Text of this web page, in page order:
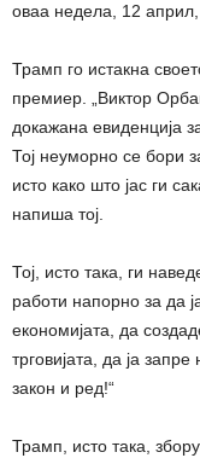
оваа недела, 12
Трамп го истакна
премиер. „Виктор
докажана евиденција
Тој неуморно се бори
исто како што јас ги
напиша тој.
Тој, исто така, ги
работи напорно за да
економијата, да
трговијата, да ја
закон и ред!“
Трамп, исто така,